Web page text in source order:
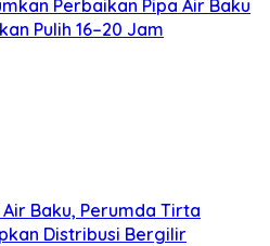
Perbaikan Pipa Air Baku
Pulih 16–20 Jam
Baku, Perumda Tirta
Distribusi Bergilir